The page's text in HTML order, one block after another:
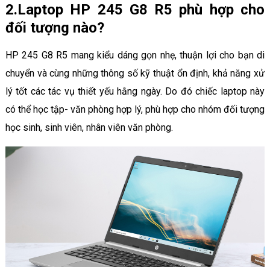
2.Laptop HP 245 G8 R5 phù hợp cho
đối tượng nào?
HP 245 G8 R5 mang kiểu dáng gọn nhẹ, thuận lợi cho bạn di
chuyển và cùng những thông số kỹ thuật ổn định, khả năng xử
lý tốt các tác vụ thiết yếu hằng ngày. Do đó chiếc laptop này
có thể học tập- văn phòng hợp lý, phù hợp cho nhóm đối tượng
học sinh, sinh viên, nhân viên văn phòng.